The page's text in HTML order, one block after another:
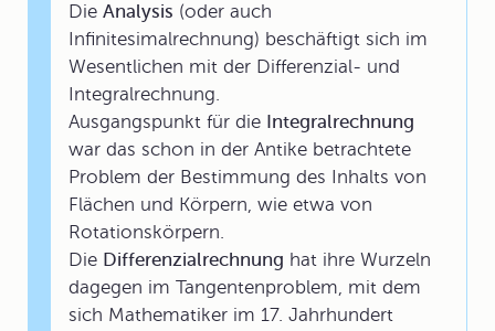
Die Analysis (oder auch
Infinitesimalrechnung) beschäftigt sich im
Wesentlichen mit der Differenzial- und
Integralrechnung.
Ausgangspunkt für die Integralrechnung
war das schon in der Antike betrachtete
Problem der Bestimmung des Inhalts von
Flächen und Körpern, wie etwa von
Rotationskörpern.
Die Differenzialrechnung hat ihre Wurzeln
dagegen im Tangentenproblem, mit dem
sich Mathematiker im 17. Jahrhundert